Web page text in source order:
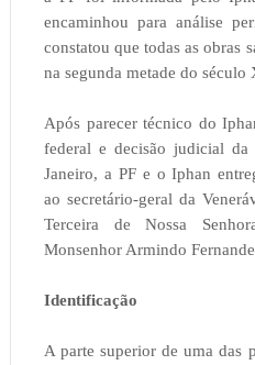
encaminhou para análise
constatou que todas as obras
na segunda metade do
Após parecer técnico do
federal e decisão judicial
Janeiro, a PF e o Iphan
ao secretário-geral da
Terceira de Nossa
Monsenhor Armindo
Identificação
A parte superior de uma das